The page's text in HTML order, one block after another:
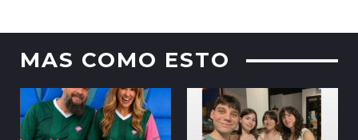
MAS COMO ESTO